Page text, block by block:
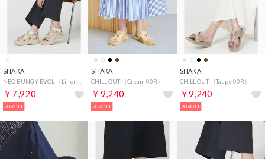
SHAKA
￥7,920
20%OFF
SHAKA
CHILL OUT （Cream 00R）
￥9,240
20%OFF
SHAKA
CHILL OUT （Taupe 00R）
￥9,240
20%OFF